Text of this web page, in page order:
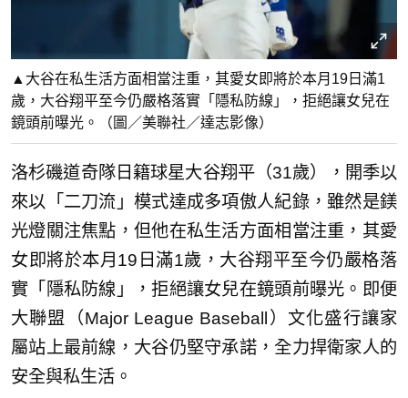
▲大谷在私生活方面相當注重，其愛女即將於本月19日滿1
歲，大谷翔平至今仍嚴格落實「隱私防線」，拒絕讓女兒在
鏡頭前曝光。（圖／美聯社／達志影像）
洛杉磯道奇隊日籍球星大谷翔平（31歲），開季以
來以「二刀流」模式達成多項傲人紀錄，雖然是鎂
光燈關注焦點，但他在私生活方面相當注重，其愛
女即將於本月19日滿1歲，大谷翔平至今仍嚴格落
實「隱私防線」，拒絕讓女兒在鏡頭前曝光。即便
大聯盟（Major League Baseball）文化盛行讓家
屬站上最前線，大谷仍堅守承諾，全力捍衛家人的
安全與私生活。